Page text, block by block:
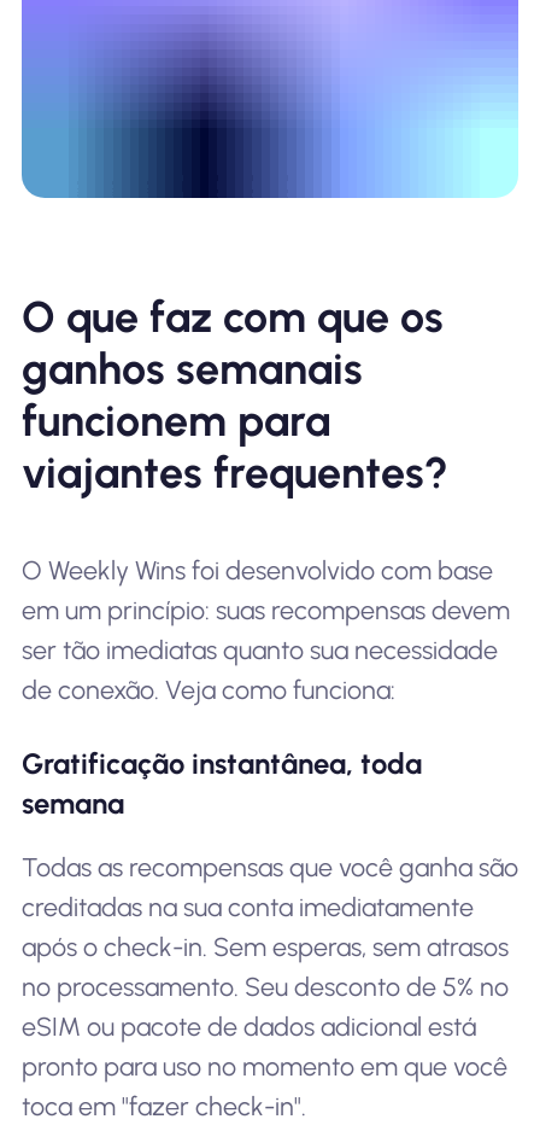
O que faz com que os
ganhos semanais
funcionem para
viajantes frequentes?
O Weekly Wins foi desenvolvido com base
em um princípio: suas recompensas devem
ser tão imediatas quanto sua necessidade
de conexão. Veja como funciona:
Gratificação instantânea, toda
semana
Todas as recompensas que você ganha são
creditadas na sua conta imediatamente
após o check-in. Sem esperas, sem atrasos
no processamento. Seu desconto de 5% no
eSIM ou pacote de dados adicional está
pronto para uso no momento em que você
toca em "fazer check-in".